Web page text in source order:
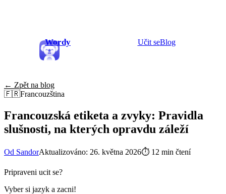
Wordy Učit seBlog
← Zpět na blog
🇫🇷Francouzština
Francouzská etiketa a zvyky: Pravidla
slušnosti, na kterých opravdu záleží
Od SandorAktualizováno: 26. května 2026⏱ 12 min čtení
Pripraveni ucit se?
Vyber si jazyk a zacni!